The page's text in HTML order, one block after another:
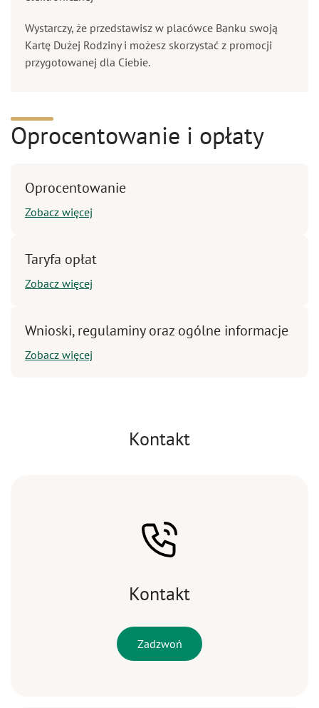
Wystarczy, że przedstawisz w placówce Banku swoją
Kartę Dużej Rodziny i możesz skorzystać z promocji
przygotowanej dla Ciebie.
Oprocentowanie i opłaty
Oprocentowanie
Zobacz więcej
Taryfa opłat
Zobacz więcej
Wnioski, regulaminy oraz ogólne informacje
Zobacz więcej
Kontakt
Kontakt
Zadzwoń